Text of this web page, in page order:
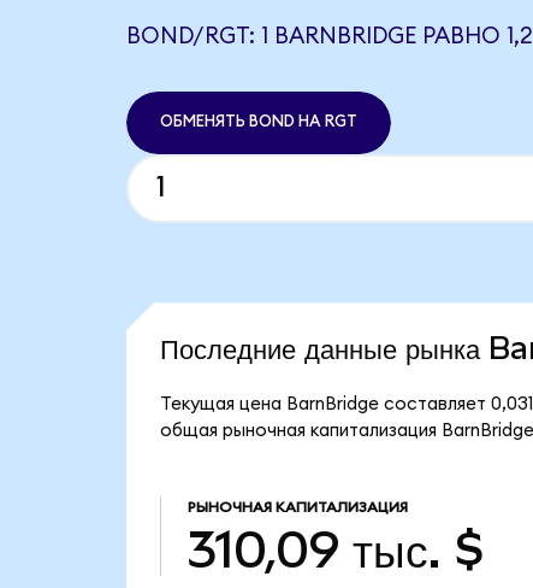
BOND/RGT: 1 BARNBRIDGE РАВНО
ОБМЕНЯТЬ BOND НА RGT
Последние данные рынка
Текущая цена BarnBridge составляет
общая рыночная капитализация
РЫНОЧНАЯ КАПИТАЛИЗАЦИЯ
310,09 тыс. $